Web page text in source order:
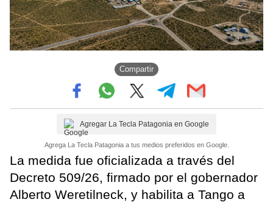
Compartir
Agregar La Tecla Patagonia en Google
Agrega La Tecla Patagonia a tus medios preferidos en Google.
La medida fue oficializada a través del
Decreto 509/26, firmado por el gobernador
Alberto Weretilneck, y habilita a Tango a